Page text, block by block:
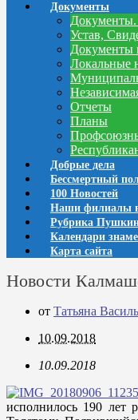
Документы
Устав,
Документы
Локальные
Отчеты
Планы
Добрые дела
Бессмертный
100 Новостей
Наши филиалы в
Рубрика
Календари
Карта сайта
Новости
от Татьяна
10.09.2018
10.09.2018
исполнилось 190 лет